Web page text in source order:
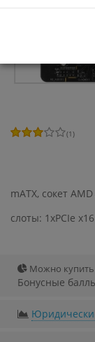
(1)
mATX, сокет
слоты: 1xPCIe
Можно купить
Бонусные